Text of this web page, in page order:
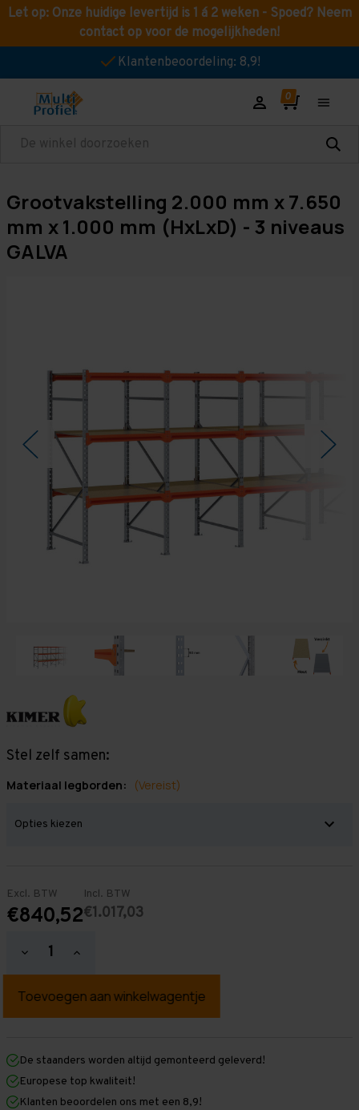
Let op: Onze huidige levertijd is 1 á 2 weken - Spoed? Neem
contact op voor de mogelijkheden!
Klantenbeoordeling: 8,9!
Zoeken
Grootvakstelling 2.000 mm x 7.650
mm x 1.000 mm (HxLxD) - 3 niveaus
GALVA
Stel zelf samen:
Materiaal legborden: (Vereist)
Excl. BTW
€840,52
Incl. BTW
€1.017,03
Hoeveelheid
verlagen
Grootvakstelling
mm
mm
x
1.000
mm
Hoeveelheid
verhogen
Grootvakstelling
mm
mm
1.000
mm
De staanders worden altijd gemonteerd geleverd!
Europese top kwaliteit!
Klanten beoordelen ons met een 8,9!